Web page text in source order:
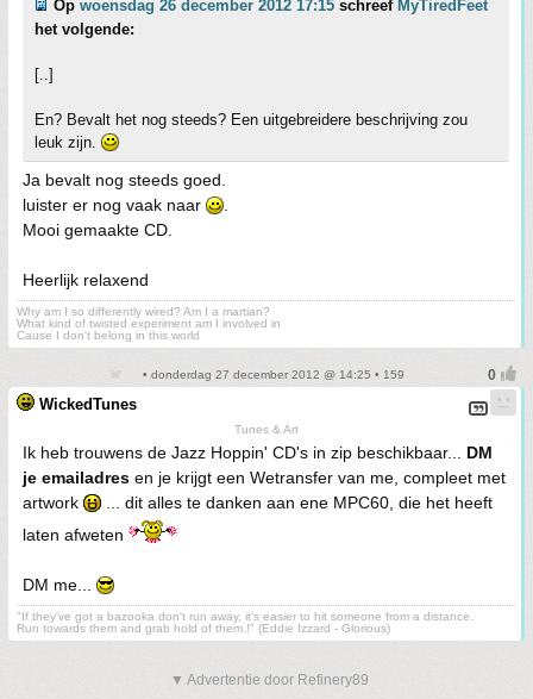
Op woensdag 26 december 2012 17:15 schreef MyTiredFeet
het volgende:
[..]
En? Bevalt het nog steeds? Een uitgebreidere beschrijving zou
leuk zijn.
Ja bevalt nog steeds goed.
luister er nog vaak naar
Mooi gemaakte CD.
Heerlijk relaxend
Why am I so differently wired? Am I a martian?
What kind of twisted experiment am I involved in
Cause I don't belong in this world
• donderdag 27 december 2012 @ 14:25 • 159
WickedTunes
Tunes & Art
Ik heb trouwens de Jazz Hoppin' CD's in zip beschikbaar... DM
je emailadres en je krijgt een Wetransfer van me, compleet met
artwork
... dit alles te danken aan ene MPC60, die het heeft
laten afweten
DM me...
"If they've got a bazooka don't run away, it's easier to hit someone from a distance.
Run towards them and grab hold of them.!" (Eddie Izzard - Glorious)
▼ Advertentie door Refinery89